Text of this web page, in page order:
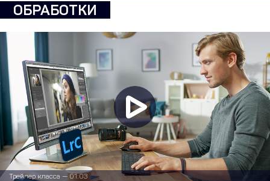
ОБРАБОТКИ
Трейлер класса — 01:03